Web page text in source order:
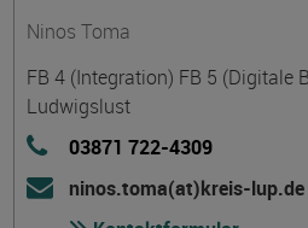
Ninos Toma
FB 4 (Integration) FB 5 (Digitale
Ludwigslust
03871 722-4309
ninos.toma(at)kreis-lup.de